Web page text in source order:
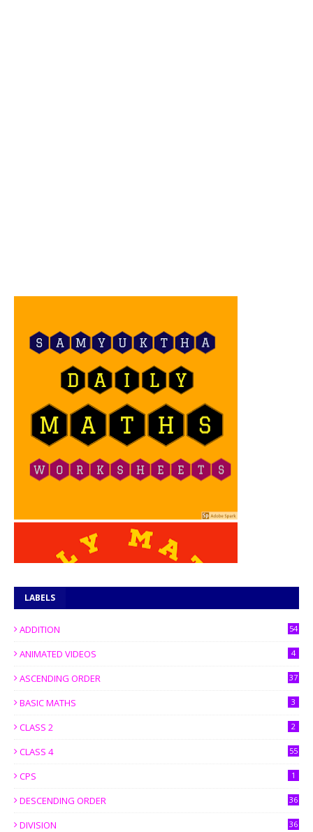
LABELS
ADDITION 54
ANIMATED VIDEOS 4
ASCENDING ORDER 37
BASIC MATHS 3
CLASS 2 2
CLASS 4 55
CPS 1
DESCENDING ORDER 36
DIVISION 36